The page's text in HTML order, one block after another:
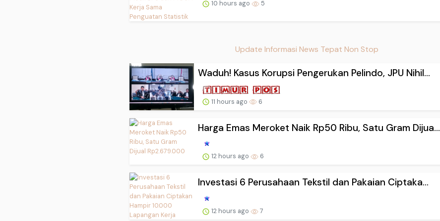
10 hours ago 5
Update Informasi News Tepat Non Stop
Waduh! Kasus Korupsi Pengerukan Pelindo, JPU Nihil...
11 hours ago 6
Harga Emas Meroket Naik Rp50 Ribu, Satu Gram Dijua...
12 hours ago 6
Investasi 6 Perusahaan Tekstil dan Pakaian Ciptaka...
12 hours ago 7